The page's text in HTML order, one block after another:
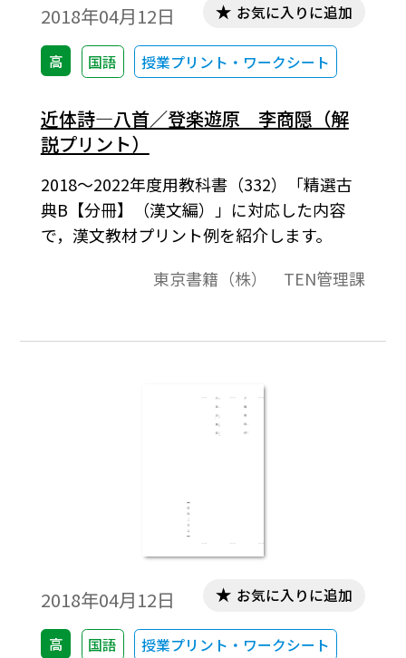
2018年04月12日
高 国語 授業プリント・ワークシート
お気に入りに追加
近体詩―八首／登楽遊原 李商隠（解
説プリント）
2018～2022年度用教科書（332）「精選古
典B【分冊】（漢文編）」に対応した内容
で，漢文教材プリント例を紹介します。
東京書籍（株） TEN管理課
2018年04月12日
高 国語 授業プリント・ワークシート
お気に入りに追加